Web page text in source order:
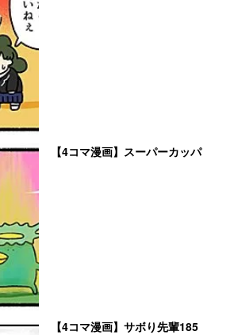
【4コマ漫画】スーパーカッパ
【4コマ漫画】サボり先輩185